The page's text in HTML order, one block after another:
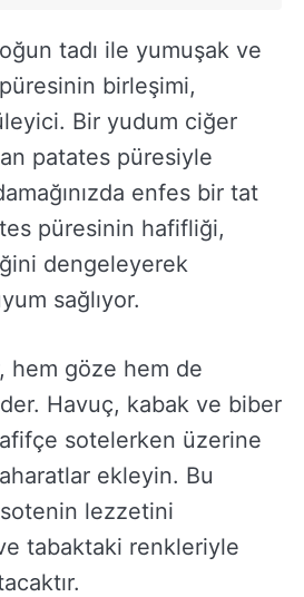
tadı ile yumuşak ve
birleşimi,
Bir yudum ciğer
patates püresiyle
enfes bir tat
püresinin hafifliği,
dengeleyerek
sağlıyor.
hem göze hem de
Havuç, kabak ve biber
sotelerken üzerine
ekleyin. Bu
lezzetini
tabaktaki renkleriyle